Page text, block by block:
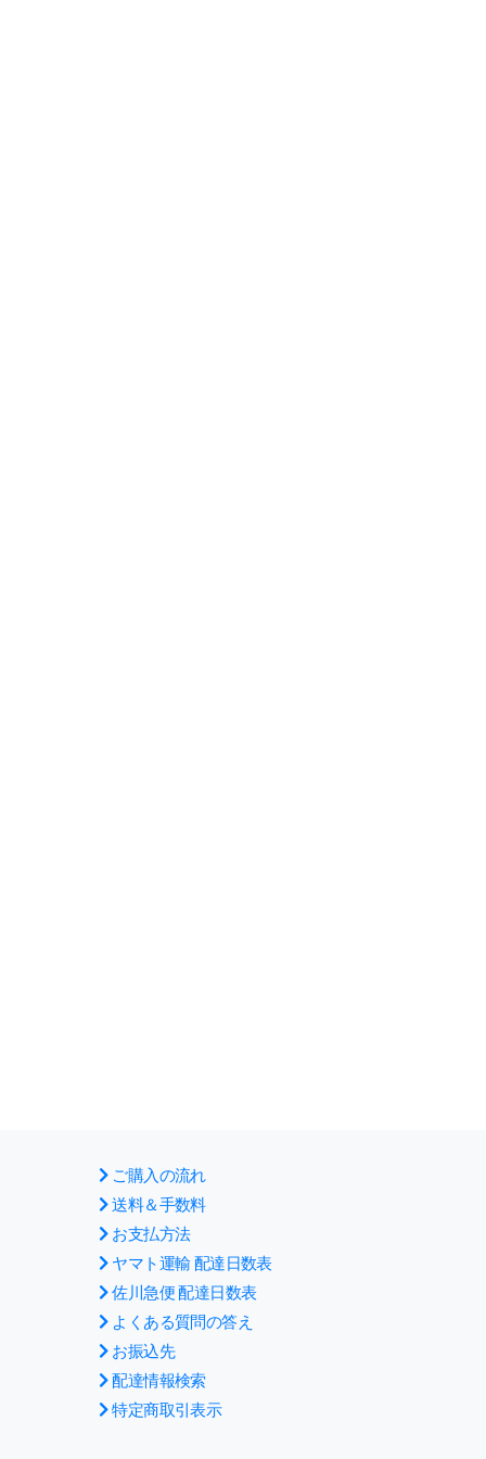
ご購入の流れ
送料＆手数料
お支払方法
ヤマト運輸 配達日数表
佐川急便 配達日数表
よくある質問の答え
お振込先
配達情報検索
特定商取引表示